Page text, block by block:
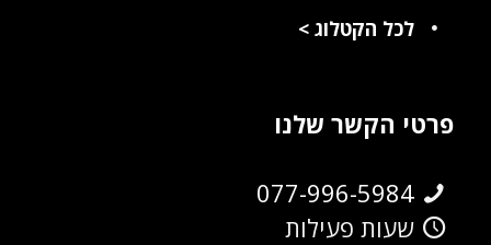
לכל הקטלוג>
פרטי הקשר שלנו
077-996-5984
שעות פעילות